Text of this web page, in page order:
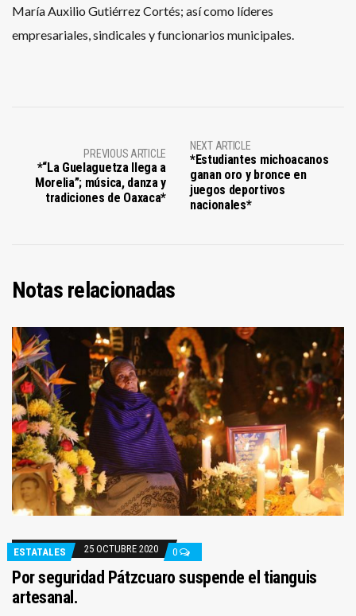
María Auxilio Gutiérrez Cortés; así como líderes
empresariales, sindicales y funcionarios municipales.
PREVIOUS ARTICLE
*“La Guelaguetza llega a
Morelia”; música, danza y
tradiciones de Oaxaca*
NEXT ARTICLE
*Estudiantes michoacanos
ganan oro y bronce en
juegos deportivos
nacionales*
Notas relacionadas
ESTATALES 25 OCTUBRE 2020 0
Por seguridad Pátzcuaro suspende el tianguis
artesanal.